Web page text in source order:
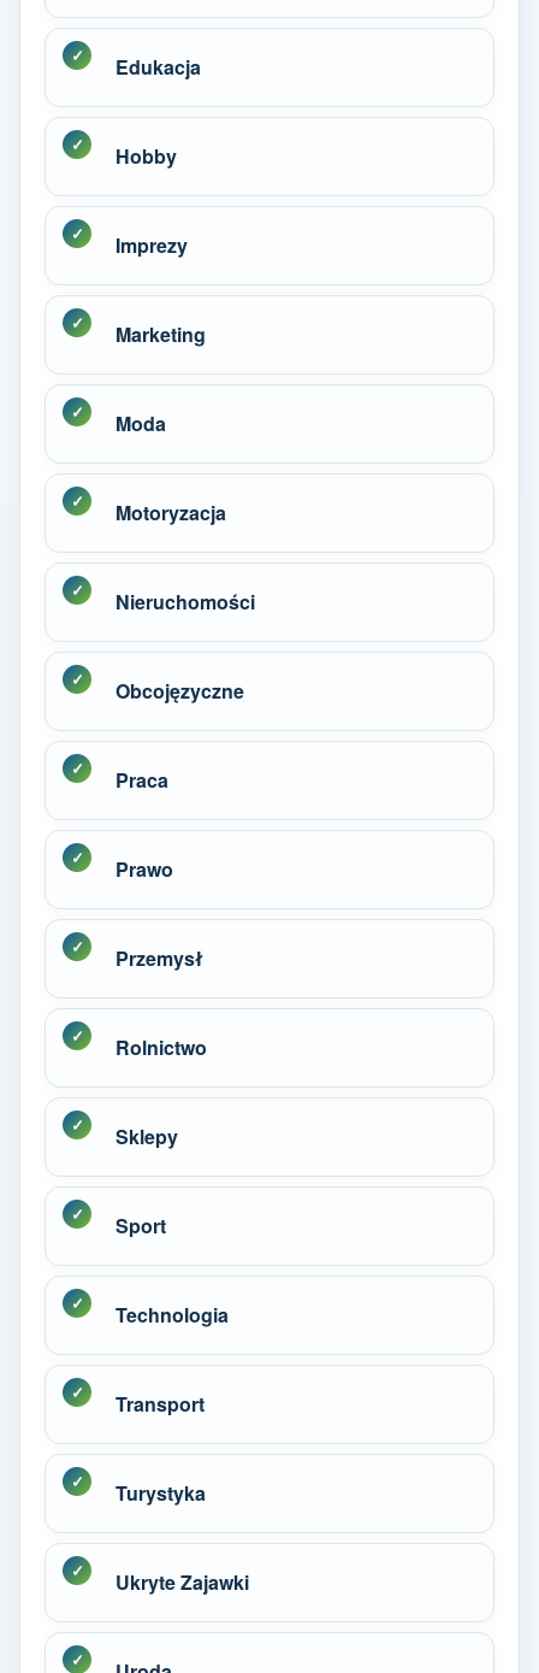
Edukacja
Hobby
Imprezy
Marketing
Moda
Motoryzacja
Nieruchomości
Obcojęzyczne
Praca
Prawo
Przemysł
Rolnictwo
Sklepy
Sport
Technologia
Transport
Turystyka
Ukryte Zajawki